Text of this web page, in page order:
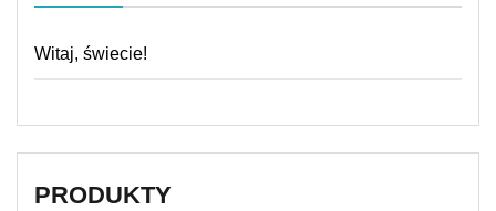
Witaj, świecie!
PRODUKTY